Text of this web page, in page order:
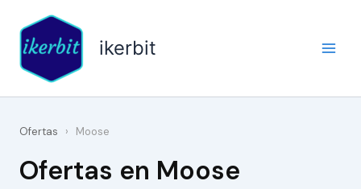
contenido
ikerbit
Ofertas › Moose
Ofertas en Moose